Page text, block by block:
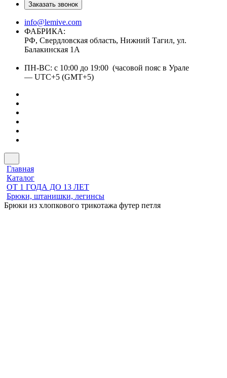
Заказать звонок
info@lemive.com
ФАБРИКА:
РФ, Свердловская область, Нижний Тагил, ул.
Балакинская 1А
ПН-ВС: с 10:00 до 19:00 (часовой пояс в Урале
— UTC+5 (GMT+5)
Главная
Каталог
ОТ 1 ГОДА ДО 13 ЛЕТ
Брюки, штанишки, легинсы
Брюки из хлопкового трикотажа футер петля